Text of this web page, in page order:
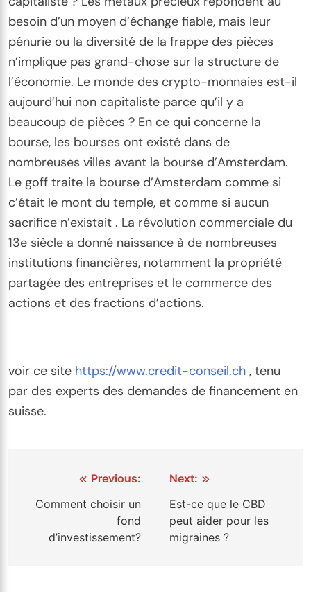
besoin d’un moyen d’échange fiable, mais leur
pénurie ou la diversité de la frappe des pièces
n’implique pas grand-chose sur la structure de
l’économie. Le monde des crypto-monnaies est-il
aujourd’hui non capitaliste parce qu’il y a
beaucoup de pièces ? En ce qui concerne la
bourse, les bourses ont existé dans de
nombreuses villes avant la bourse d’Amsterdam.
Le goff traite la bourse d’Amsterdam comme si
c’était le mont du temple, et comme si aucun
sacrifice n’existait . La révolution commerciale du
13e siècle a donné naissance à de nombreuses
institutions financières, notamment la propriété
partagée des entreprises et le commerce des
actions et des fractions d’actions.
voir ce site https://www.credit-conseil.ch , tenu
par des experts des demandes de financement en
suisse.
Navigation
de
l’article
Previous:
Comment choisir un
fond
d’investissement?
Next:
Est-ce que le CBD
peut aider pour les
migraines ?